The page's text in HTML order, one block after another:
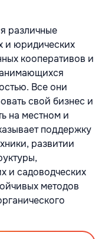
различные
и юридических
кооперативов и
Все они
свой бизнес и
на местном и
поддержку
развитии
и садоводческих
методов